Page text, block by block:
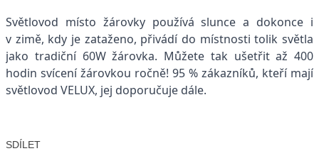
Světlovod místo žárovky používá slunce a dokonce i
v zimě, kdy je zataženo, přivádí do místnosti tolik světla
jako tradiční 60W žárovka. Můžete tak ušetřit až 400
hodin svícení žárovkou ročně! 95 % zákazníků, kteří mají
světlovod VELUX, jej doporučuje dále.
SDÍLET